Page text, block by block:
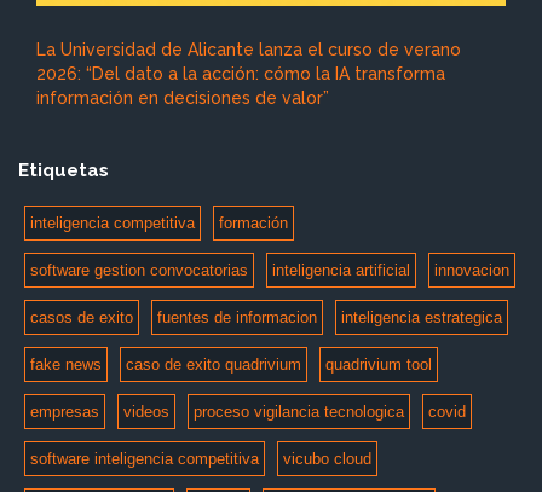
La Universidad de Alicante lanza el curso de verano
2026: “Del dato a la acción: cómo la IA transforma
información en decisiones de valor”
Etiquetas
inteligencia competitiva formación
software gestion convocatorias inteligencia artificial innovacion
casos de exito fuentes de informacion inteligencia estrategica
fake news caso de exito quadrivium quadrivium tool
empresas videos proceso vigilancia tecnologica covid
software inteligencia competitiva vicubo cloud